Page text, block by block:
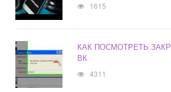
1615
КАК ПОСМОТРЕТЬ
ВК
4311